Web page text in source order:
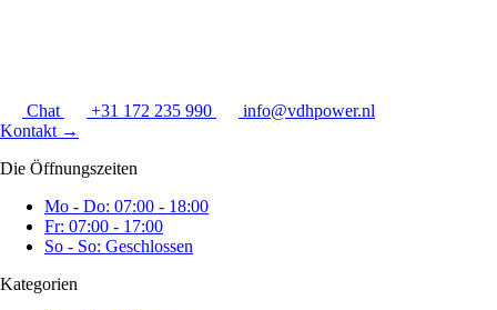
Chat +31 172 235 990
info@vdhpower.nl
Kontakt →
Die Öffnungszeiten
Mo - Do: 07:00 - 18:00
Fr: 07:00 - 17:00
So - So: Geschlossen
Kategorien